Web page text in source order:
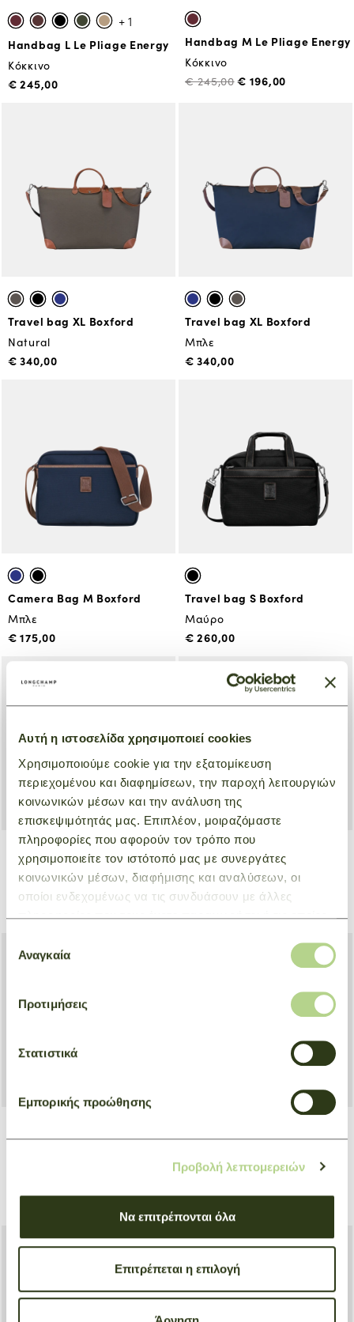
Αυτή η ιστοσελίδα χρησιμοποιεί cookies
Χρησιμοποιούμε cookie για την εξατομίκευση
περιεχομένου και διαφημίσεων, την παροχή λειτουργιών
κοινωνικών μέσων και την ανάλυση της
επισκεψιμότητάς μας. Επιπλέον, μοιραζόμαστε
πληροφορίες που αφορούν τον τρόπο που
χρησιμοποιείτε τον ιστότοπό μας με συνεργάτες
κοινωνικών μέσων, διαφήμισης και αναλύσεων, οι
οποίοι ενδεχομένως να τις συνδυάσουν με άλλες
πληροφορίες που τους έχετε παραχωρήσει ή τις οποίες
των υπηρεσιών τους.
συγκατάθεσης
Αναγκαία
Προτιμήσεις
Στατιστικά
Εμπορικής προώθησης
Προβολή λεπτομερειών
Να επιτρέπονται όλα
Επιτρέπεται η επιλογή
+ 1
Handbag L Le Pliage Energy
Κόκκινο
€ 245,00
Handbag M Le Pliage Energy
Κόκκινο
€ 245,00€ 196,00
Travel bag XL Boxford
Natural
€ 340,00
Travel bag XL Boxford
Μπλε
€ 340,00
Camera Bag M Boxford
Μπλε
€ 175,00
Travel bag S Boxford
Μαύρο
€ 260,00
Travel bag XL Boxford
Μαύρο
€ 340,00
Camera bag M Le Foulonné
Μαύρο
€ 370,00
Energy